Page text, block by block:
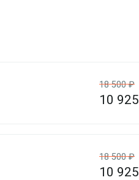
18 500₽
10 925
18 500₽
10 925